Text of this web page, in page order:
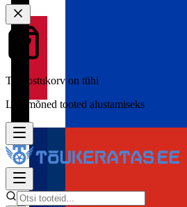
Teie ostukorv on tühi
Lisa mõned tooted alustamiseks